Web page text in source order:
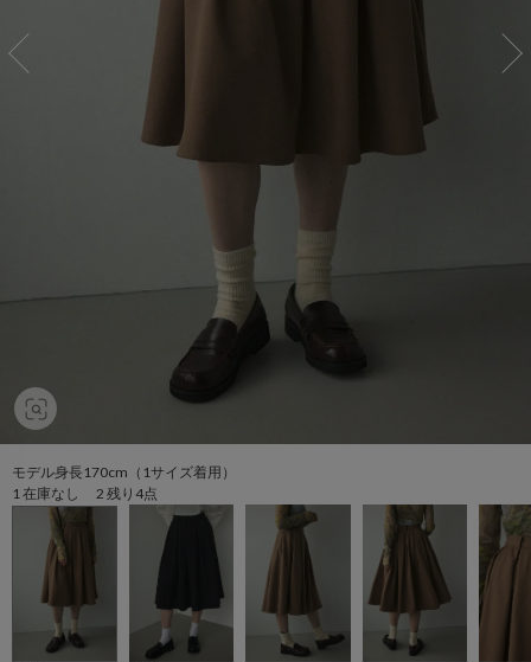
モデル身長170cm（1サイズ着用）
1 在庫なし 2 残り4点